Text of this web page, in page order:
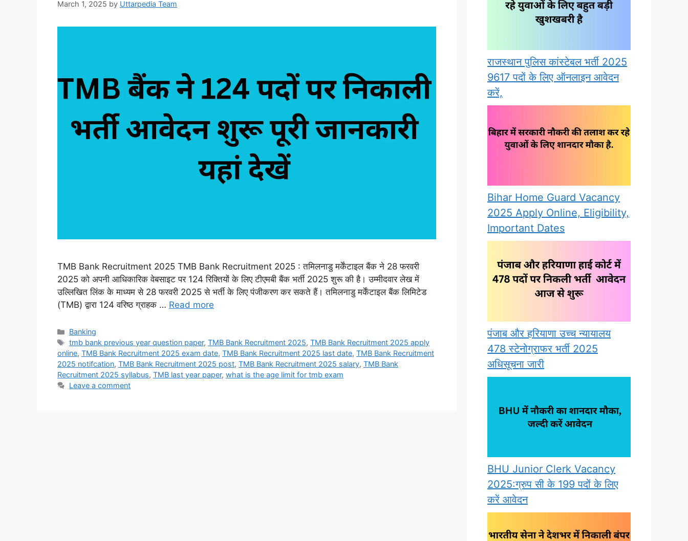
March 1, 2025 by Uttarpedia Team
TMB Bank Recruitment 2025 TMB Bank Recruitment 2025 : तमिलनाडु मर्केंटाइल बैंक ने 28 फरवरी
2025 को अपनी आधिकारिक वेबसाइट पर 124 रिक्तियों के लिए टीएमबी बैंक भर्ती 2025 शुरू की है। उम्मीदवार लेख में
उल्लिखित लिंक के माध्यम से 28 फरवरी 2025 से भर्ती के लिए पंजीकरण कर सकते हैं। तमिलनाडु मर्केंटाइल बैंक लिमिटेड
(TMB) द्वारा 124 वरिष्ठ ग्राहक … Read more
Categories
Banking
Tags
tmb bank previous year question paper,TMB Bank Recruitment 2025,TMB Bank Recruitment 2025 apply
online, TMB Bank Recruitment 2025 exam date, TMB Bank Recruitment 2025 last date, TMB Bank Recruitment
2025 notifcation, TMB Bank Recruitment 2025 post, TMB Bank Recruitment 2025 salary, TMB Bank
Recruitment 2025 syllabus, TMB last year paper, what is the age limit for tmb exam
Leave a comment
राजस्थान पुलिस कांस्टेबल भर्ती 2025
9617 पदों के लिए ऑनलाइन आवेदन
करें,
Bihar Home Guard Vacancy
2025 Apply Online, Eligibility,
Important Dates
पंजाब और हरियाणा उच्च न्यायालय
478 स्टेनोग्राफर भर्ती 2025
अधिसूचना जारी
BHU Junior Clerk Vacancy
2025:ग्रुप सी के 199 पदों के लिए
करें आवेदन